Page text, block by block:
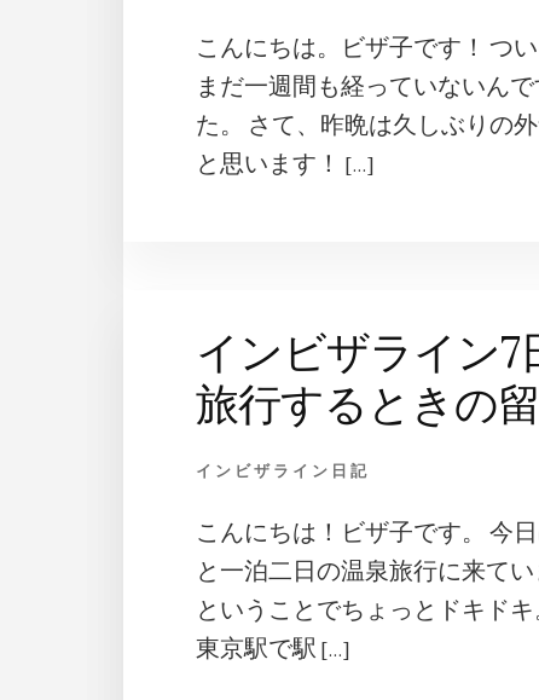
こんにちは。ビザ子です！ つ
まだ一週間も経っていないん
た。 さて、昨晩は久しぶりの
と思います！ […]
インビザライン
旅行するときの
インビザライン日記
こんにちは！ビザ子です。 今
と一泊二日の温泉旅行に来て
ということでちょっとドキド
東京駅で駅 […]